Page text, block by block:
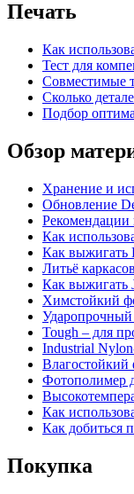
Печать
Как
Тест для
Совместимые
Сколько
Подбор
Обзор
Хранение и
Обновление
Рекомендации
Как
Как выжигать
Литьё
Как выжигать
Химстойкий
Tough – для
Industrial
Фотополимер
Как
Как добиться
Покупка